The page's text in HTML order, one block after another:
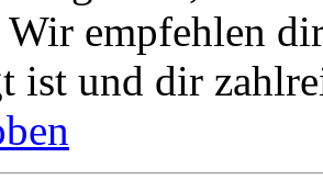
empfehlen
ist und dir